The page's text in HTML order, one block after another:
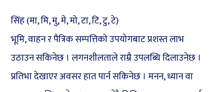
सिंह (मा, मि, मु, मे, मो, टा, टि, टु, टे)
भूमि, वाहन र पैत्रिक सम्पत्तिको उपयोगबाट प्रशस्त लाभ
उठाउन सकिनेछ । लगनशीलताले राम्रै उपलब्धि दिलाउनेछ ।
प्रतिभा देखाएर अवसर हात पार्न सकिनेछ । मनन, ध्यान वा